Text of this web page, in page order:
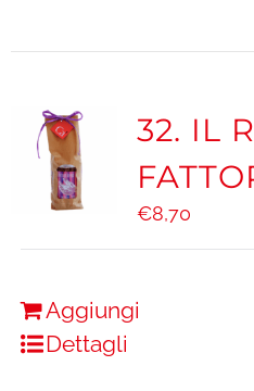
32. IL
€8,70
Aggiungi
Dettagli